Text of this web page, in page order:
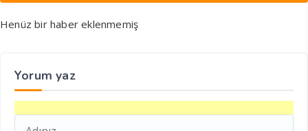
Henüz bir haber eklenmemiş
Yorum yaz